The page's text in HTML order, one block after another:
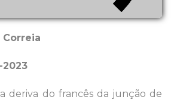
Correia
2023
deriva do francês da junção de